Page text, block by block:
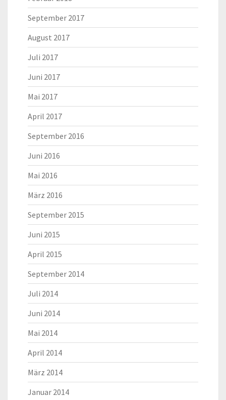
September 2017
August 2017
Juli 2017
Juni 2017
Mai 2017
April 2017
September 2016
Juni 2016
Mai 2016
März 2016
September 2015
Juni 2015
April 2015
September 2014
Juli 2014
Juni 2014
Mai 2014
April 2014
März 2014
Januar 2014